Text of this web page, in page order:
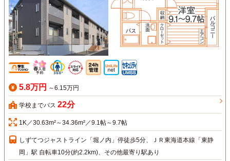
5.8万円 ～6.15万円
学校までバス 22分
1K／30.63m²～34.36m²／9.1帖～9.7帖
しずてつジャストライン「堀ノ内」停徒歩5分、ＪＲ東海道本線「東静
岡」駅 自転車10分(約2.2km)、その他最寄り駅あり